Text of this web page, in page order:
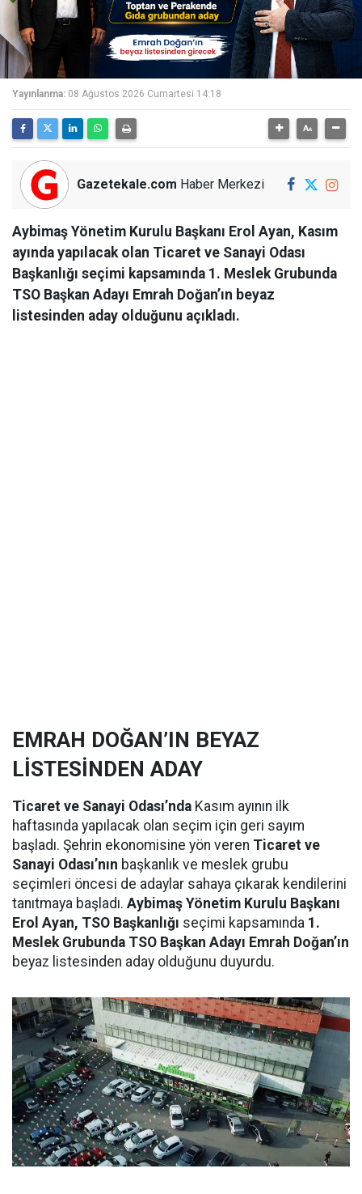
Yayınlanma: 08 Ağustos 2026 Cumartesi 14:18
Gazetekale.com Haber Merkezi
Aybimaş Yönetim Kurulu Başkanı Erol Ayan, Kasım
ayında yapılacak olan Ticaret ve Sanayi Odası
Başkanlığı seçimi kapsamında 1. Meslek Grubunda
TSO Başkan Adayı Emrah Doğan’ın beyaz
listesinden aday olduğunu açıkladı.
EMRAH DOĞAN’IN BEYAZ
LİSTESİNDEN ADAY
Ticaret ve Sanayi Odası’nda Kasım ayının ilk
haftasında yapılacak olan seçim için geri sayım
başladı. Şehrin ekonomisine yön veren Ticaret ve
Sanayi Odası’nın başkanlık ve meslek grubu
seçimleri öncesi de adaylar sahaya çıkarak kendilerini
tanıtmaya başladı. Aybimaş Yönetim Kurulu Başkanı
Erol Ayan, TSO Başkanlığı seçimi kapsamında 1.
Meslek Grubunda TSO Başkan Adayı Emrah Doğan’ın
beyaz listesinden aday olduğunu duyurdu.